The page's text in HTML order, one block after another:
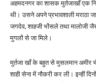
अहमदनगर का शासक मुर्तजाखाँ एक
थी। उसने अपने प्रभावशाली मराठा
जगदेव, शाहजी भोंसले तथा मालोजी
मुगलों से जा मिले।
मुर्तजा खाँ के बहुत से मुसलमान
शाही सेना में नौकरी कर ली। इन्हीं